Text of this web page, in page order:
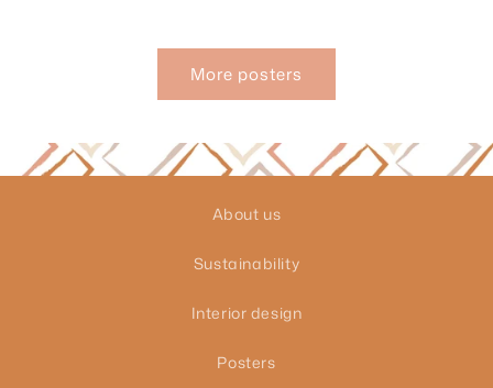
More posters
About us
Sustainability
Interior design
Posters